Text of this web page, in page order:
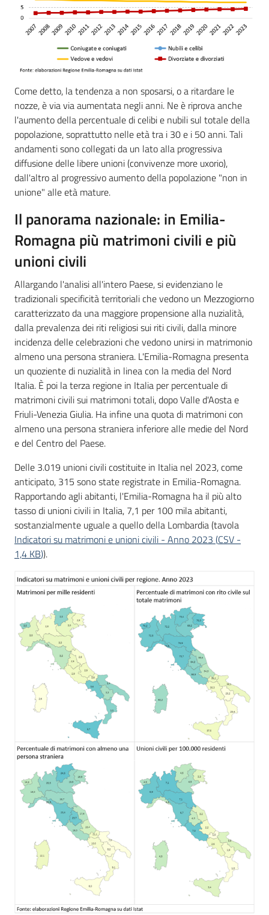
Come detto, la tendenza a non sposarsi, o a ritardare le
nozze, è via via aumentata negli anni. Ne è riprova anche
l'aumento della percentuale di celibi e nubili sul totale della
popolazione, soprattutto nelle età tra i 30 e i 50 anni. Tali
andamenti sono collegati da un lato alla progressiva
diffusione delle libere unioni (convivenze more uxorio),
dall'altro al progressivo aumento della popolazione "non in
unione" alle età mature.
Il panorama nazionale: in Emilia-
Romagna più matrimoni civili e più
unioni civili
Allargando l'analisi all'intero Paese, si evidenziano le
tradizionali specificità territoriali che vedono un Mezzogiorno
caratterizzato da una maggiore propensione alla nuzialità,
dalla prevalenza dei riti religiosi sui riti civili, dalla minore
incidenza delle celebrazioni che vedono unirsi in matrimonio
almeno una persona straniera. L'Emilia-Romagna presenta
un quoziente di nuzialità in linea con la media del Nord
Italia. È poi la terza regione in Italia per percentuale di
matrimoni civili sui matrimoni totali, dopo Valle d'Aosta e
Friuli-Venezia Giulia. Ha infine una quota di matrimoni con
almeno una persona straniera inferiore alle medie del Nord
e del Centro del Paese.
Delle 3.019 unioni civili costituite in Italia nel 2023, come
anticipato, 315 sono state registrate in Emilia-Romagna.
Rapportando agli abitanti, l'Emilia-Romagna ha il più alto
tasso di unioni civili in Italia, 7,1 per 100 mila abitanti,
sostanzialmente uguale a quello della Lombardia (tavola
Indicatori su matrimoni e unioni civili - Anno 2023 (CSV -
1,4 KB)).